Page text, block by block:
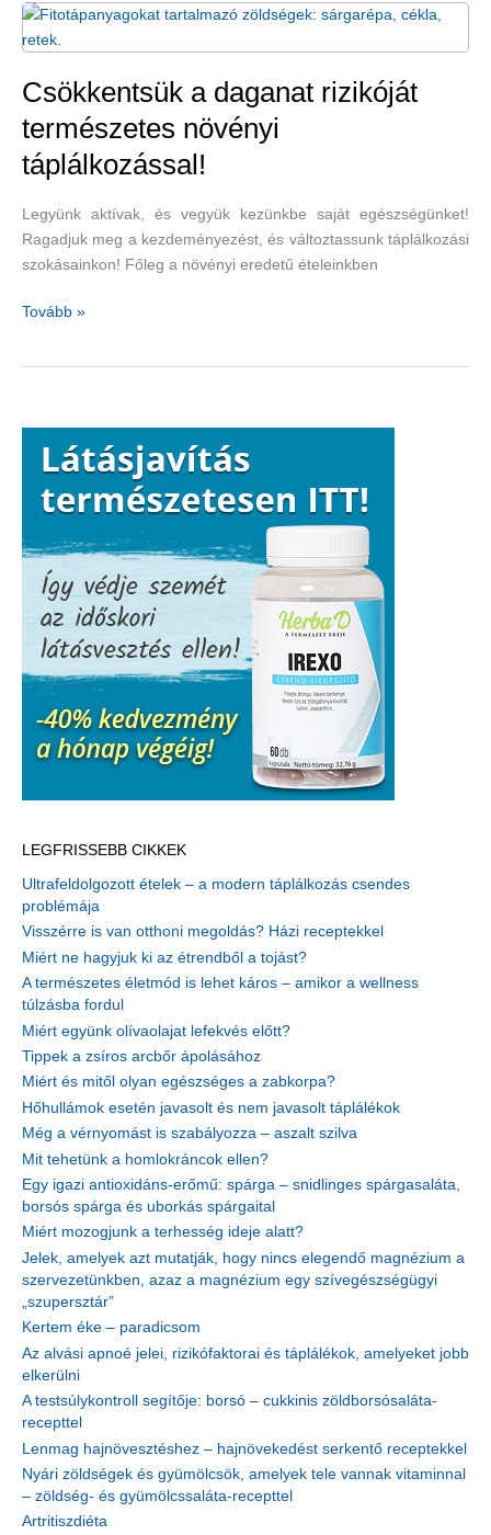
egészséges
táplálkozás,
hormonális
megteremtése,
elegendő
alvás,
jóga,
meditáció
Csökkentsük a daganat rizikóját
természetes növényi
táplálkozással!
Legyünk aktívak, és vegyük kezünkbe saját egészségünket!
Ragadjuk meg a kezdeményezést, és változtassunk táplálkozási
szokásainkon! Főleg a növényi eredetű ételeinkben
Csökkentsük
táplálkozással!
Tovább »
LEGFRISSEBB CIKKEK
Ultrafeldolgozott ételek – a modern táplálkozás csendes
problémája
Visszérre is van otthoni megoldás? Házi receptekkel
Miért ne hagyjuk ki az étrendből a tojást?
A természetes életmód is lehet káros – amikor a wellness
túlzásba fordul
Miért együnk olívaolajat lefekvés előtt?
Tippek a zsíros arcbőr ápolásához
Miért és mitől olyan egészséges a zabkorpa?
Hőhullámok esetén javasolt és nem javasolt táplálékok
Még a vérnyomást is szabályozza – aszalt szilva
Mit tehetünk a homlokráncok ellen?
Egy igazi antioxidáns-erőmű: spárga – snidlinges spárgasaláta,
borsós spárga és uborkás spárgaital
Miért mozogjunk a terhesség ideje alatt?
Jelek, amelyek azt mutatják, hogy nincs elegendő magnézium a
szervezetünkben, azaz a magnézium egy szívegészségügyi
„szupersztár”
Kertem éke – paradicsom
Az alvási apnoé jelei, rizikófaktorai és táplálékok, amelyeket jobb
elkerülni
A testsúlykontroll segítője: borsó – cukkinis zöldborsósaláta-
recepttel
Lenmag hajnövesztéshez – hajnövekedést serkentő receptekkel
Nyári zöldségek és gyümölcsök, amelyek tele vannak vitaminnal
– zöldség- és gyümölcssaláta-recepttel
Artritiszdiéta